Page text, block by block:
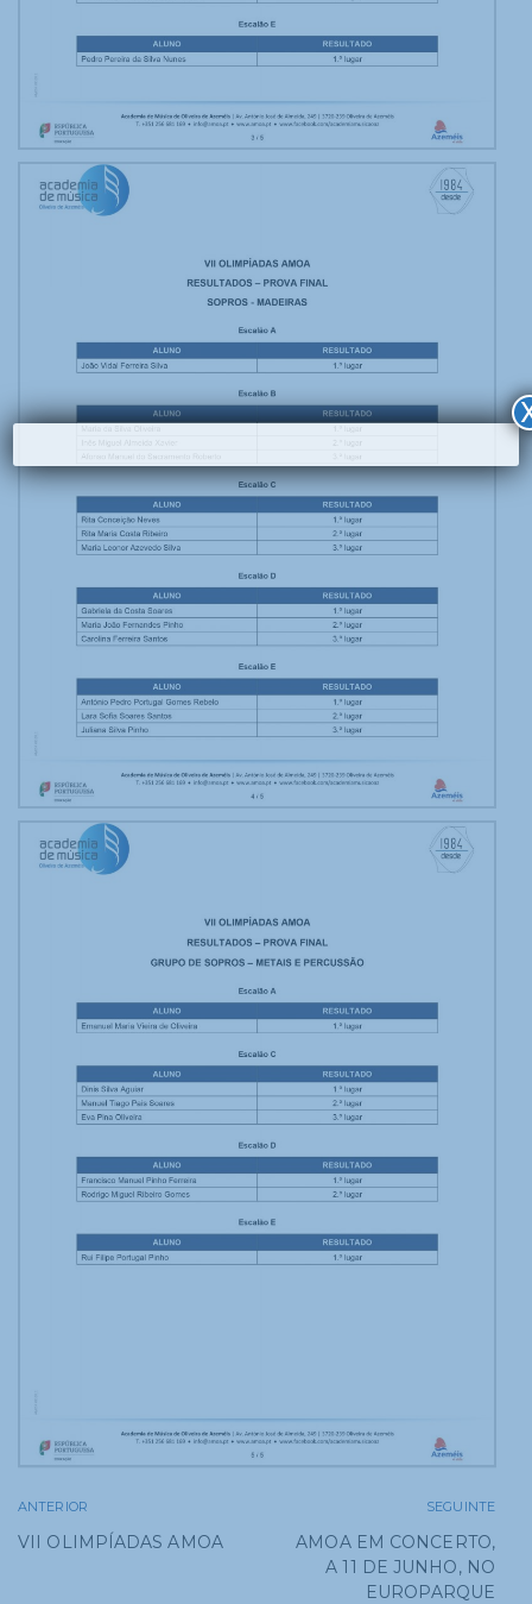
ANTERIOR
VII OLIMPÍADAS AMOA
SEGUINTE
AMOA EM CONCERTO,
A 11 DE JUNHO, NO
EUROPARQUE